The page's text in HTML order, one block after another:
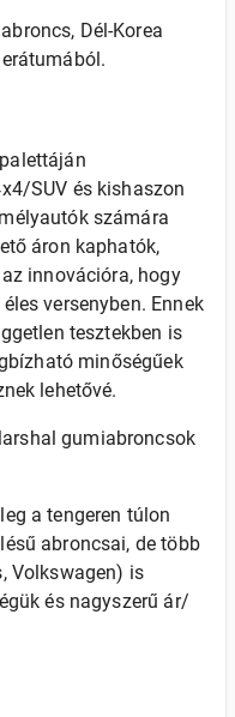
Dél-Korea
SUV és kishaszon
számára
áron kaphatók,
innovációra, hogy
versenyben. Ennek
tesztekben is
minőségűek
lehetővé.
gumiabroncsok
a tengeren túlon
abroncsai, de több
Volkswagen) is
és nagyszerű ár/